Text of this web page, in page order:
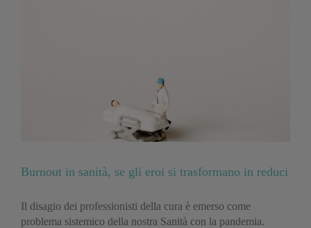
Burnout in sanità, se gli eroi si trasformano in reduci
Il disagio dei professionisti della cura è emerso come
problema sistemico della nostra Sanità con la pandemia.